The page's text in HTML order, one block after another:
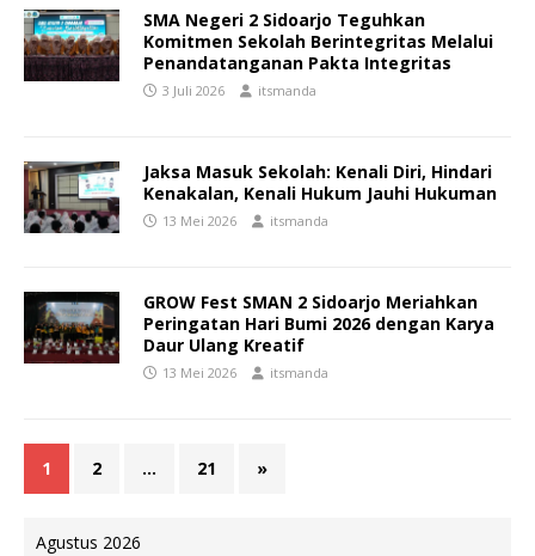
SMA Negeri 2 Sidoarjo Teguhkan
Komitmen Sekolah Berintegritas Melalui
Penandatanganan Pakta Integritas
3 Juli 2026 itsmanda
Jaksa Masuk Sekolah: Kenali Diri, Hindari
Kenakalan, Kenali Hukum Jauhi Hukuman
13 Mei 2026 itsmanda
GROW Fest SMAN 2 Sidoarjo Meriahkan
Peringatan Hari Bumi 2026 dengan Karya
Daur Ulang Kreatif
13 Mei 2026 itsmanda
1 2 … 21 »
Agustus 2026